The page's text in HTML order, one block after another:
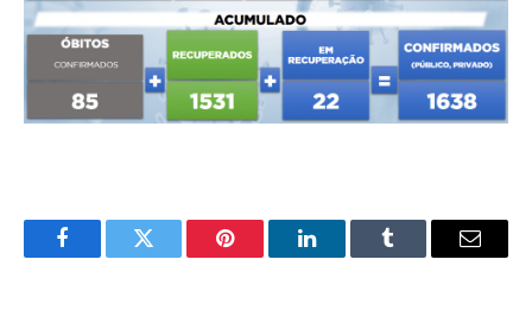
FacebookTwitter Pinterest LinkedInTumblr
E-